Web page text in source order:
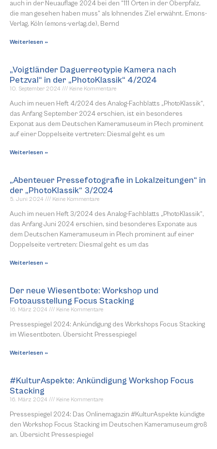
auch in der Neuauflage 2024 bei den “111 Orten in der Oberpfalz,
die man gesehen haben muss” als lohnendes Ziel erwähnt. Emons-
Verlag, Köln (emons-verlag.de), Bernd
Weiterlesen »
„Voigtländer Daguerreotypie Kamera nach
Petzval“ in der „PhotoKlassik“ 4/2024
10. September 2024 Keine Kommentare
Auch im neuen Heft 4/2024 des Analog-Fachblatts „PhotoKlassik“,
das Anfang September 2024 erschien, ist ein besonderes
Exponat aus dem Deutschen Kameramuseum in Plech prominent
auf einer Doppelseite vertreten: Diesmal geht es um
Weiterlesen »
„Abenteuer Pressefotografie in Lokalzeitungen“ in
der „PhotoKlassik“ 3/2024
5. Juni 2024 Keine Kommentare
Auch im neuen Heft 3/2024 des Analog-Fachblatts „PhotoKlassik“,
das Anfang Juni 2024 erschien, sind besonderes Exponate aus
dem Deutschen Kameramuseum in Plech prominent auf einer
Doppelseite vertreten: Diesmal geht es um das
Weiterlesen »
Der neue Wiesentbote: Workshop und
Fotoausstellung Focus Stacking
16. März 2024 Keine Kommentare
Pressespiegel 2024: Ankündigung des Workshops Focus Stacking
im Wiesentboten. Übersicht Pressespiegel
Weiterlesen »
#KulturAspekte: Ankündigung Workshop Focus
Stacking
16. März 2024 Keine Kommentare
Pressespiegel 2024: Das Onlinemagazin #KulturAspekte kündigte
den Workshop Focus Stacking im Deutschen Kameramuseum groß
an. Übersicht Pressespiegel